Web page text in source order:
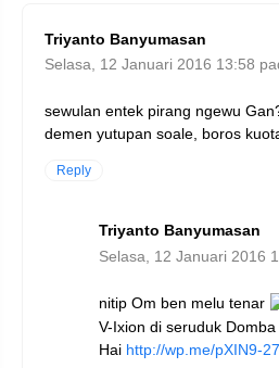
Triyanto Banyumasan
Selasa, 12 Januari 2016 13:58
sewulan entek pirang ngewu
demen yutupan soale, boros
Reply
Triyanto Banyumasan
Selasa, 12 Januari 2016
nitip Om ben melu tenar
V-Ixion di seruduk
Hai http://wp.me/pXIN9-